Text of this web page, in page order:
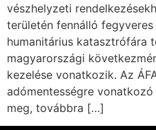
vészhelyzeti
területén fennálló
humanitárius katasztrófára
magyarországi
kezelése vonatkozik. Az
adómentességre
meg, továbbra […]